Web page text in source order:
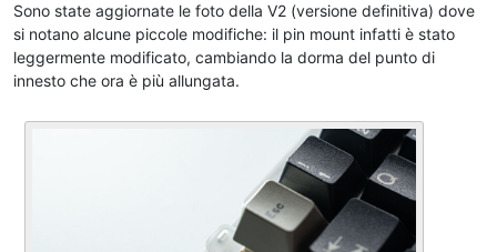
Sono state aggiornate le foto della V2 (versione definitiva) dove
si notano alcune piccole modifiche: il pin mount infatti è stato
leggermente modificato, cambiando la dorma del punto di
innesto che ora è più allungata.